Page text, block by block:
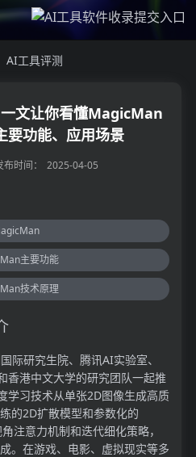
AI工具评测
文让你看懂MagicMan
要功能、应用场景
布时间： 2025-04-05
主要功能
技术原理
际研究生院、腾讯AI实验室、
香港中文大学的研究团队一起推
学习技术从单张2D图像生成高质
的2D扩散模型和参数化的
注意力机制和迭代细化策略，
。在游戏、电影、虚拟现实等多